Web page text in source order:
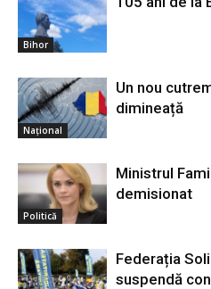
Bihor
Național
Un nou
dimineață
Politică
Ministrul
demisionat
Federația
suspendă